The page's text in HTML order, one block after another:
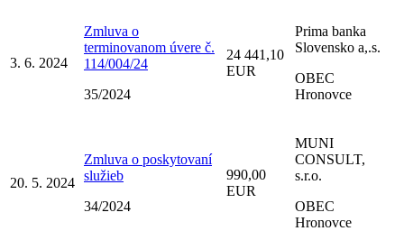
3. 6. 2024
Zmluva o
terminovanom úvere č.
114/004/24
35/2024
24 441,10
EUR
Prima banka
Slovensko a,.s.
OBEC
Hronovce
20. 5. 2024
Zmluva o poskytovaní
služieb
34/2024
990,00
EUR
MUNI
CONSULT,
s.r.o.
OBEC
Hronovce